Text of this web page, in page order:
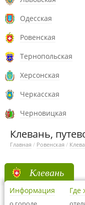
Одесская
Ровенская
Тернопольская
Херсонская
Черкасская
Черновицкая
Клевань,
Главная / Ровенская /
Клевань
Информация Где